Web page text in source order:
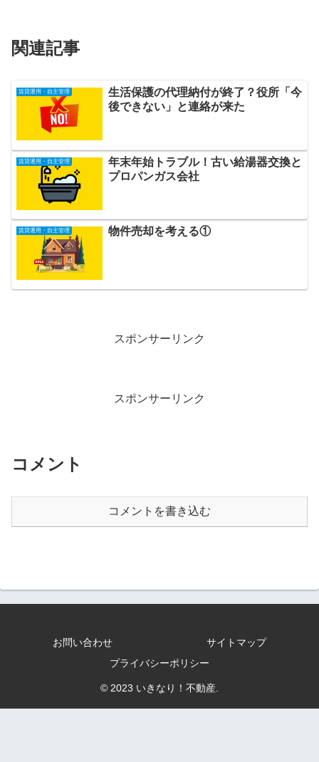
関連記事
賃貸運用・自主管理
生活保護の代理納付が終了？役所「今
後できない」と連絡が来た
賃貸運用・自主管理
年末年始トラブル！古い給湯器交換と
プロパンガス会社
賃貸運用・自主管理 物件売却を考える①
スポンサーリンク
スポンサーリンク
コメント
コメントを書き込む
お問い合わせ
サイトマップ
プライバシーポリシー
© 2023 いきなり！不動産.